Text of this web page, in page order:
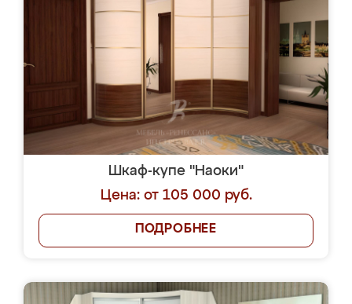
Шкаф-купе "Наоки"
Цена: от 105 000 руб.
ПОДРОБНЕЕ